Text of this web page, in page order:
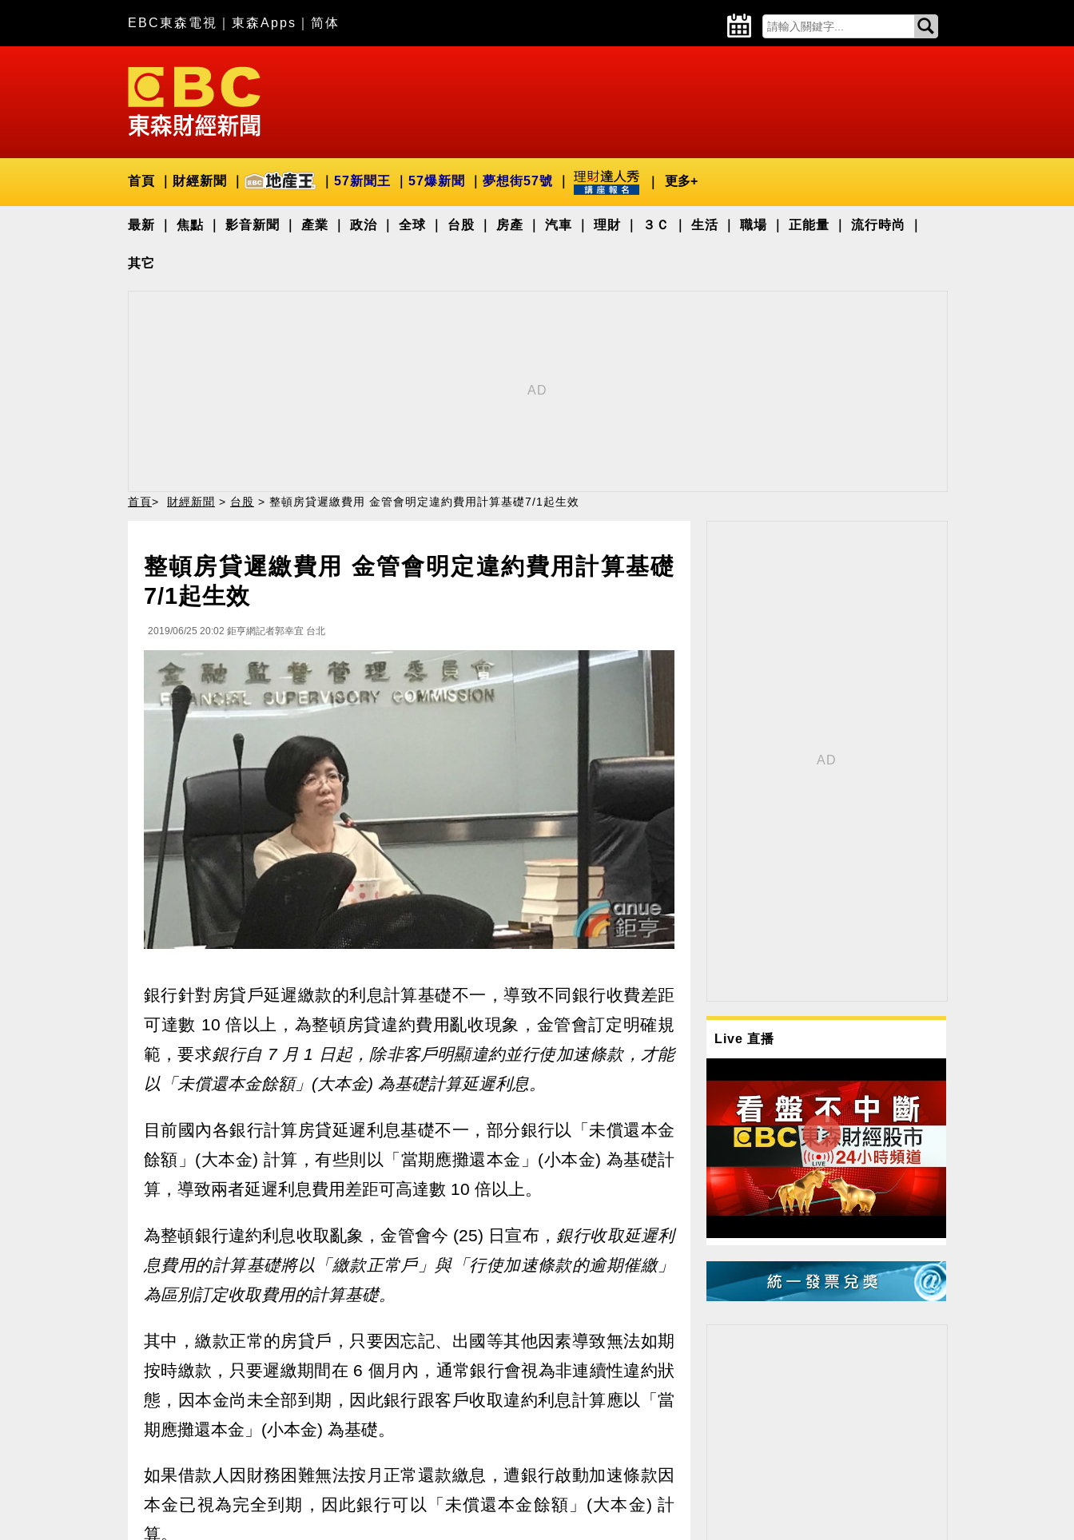
EBC東森電視 東森Apps 简体
首頁 財經新聞 57新聞王 57爆新聞 夢想街57號 更多+
最新 焦點 影音新聞 產業 政治 全球 台股 房產 汽車 理財 ３Ｃ 生活 職場 正能量 流行時尚
其它
首頁> 財經新聞 > 台股 > 整頓房貸遲繳費用 金管會明定違約費用計算基礎7/1起生效
整頓房貸遲繳費用 金管會明定違約費用計算基礎
7/1起生效
2019/06/25 20:02 鉅亨網記者郭幸宜 台北
銀行針對房貸戶延遲繳款的利息計算基礎不一，導致不同銀行收費差距
可達數 10 倍以上，為整頓房貸違約費用亂收現象，金管會訂定明確規
範，要求銀行自 7 月 1 日起，除非客戶明顯違約並行使加速條款，才能
以「未償還本金餘額」(大本金) 為基礎計算延遲利息。
目前國內各銀行計算房貸延遲利息基礎不一，部分銀行以「未償還本金
餘額」(大本金) 計算，有些則以「當期應攤還本金」(小本金) 為基礎計
算，導致兩者延遲利息費用差距可高達數 10 倍以上。
為整頓銀行違約利息收取亂象，金管會今 (25) 日宣布， 銀行收取延遲利
息費用的計算基礎將以「繳款正常戶」與「行使加速條款的逾期催繳」
為區別訂定收取費用的計算基礎。
其中，繳款正常的房貸戶，只要因忘記、出國等其他因素導致無法如期
按時繳款，只要遲繳期間在 6 個月內，通常銀行會視為非連續性違約狀
態，因本金尚未全部到期，因此銀行跟客戶收取違約利息計算應以「當
期應攤還本金」(小本金) 為基礎。
如果借款人因財務困難無法按月正常還款繳息，遭銀行啟動加速條款因
本金已視為完全到期，因此銀行可以「未償還本金餘額」(大本金) 計
算。
Live 直播